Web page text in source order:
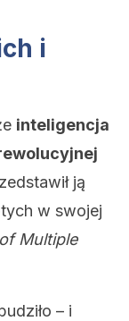
i
inteligencja
ją
w swojej
Multiple
– i